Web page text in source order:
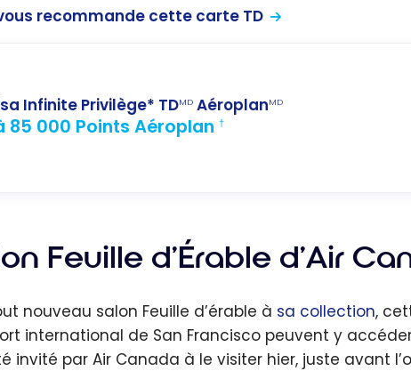
recommande cette carte TD
Infinite Privilège* TDMD AéroplanMD
85 000 Points Aéroplan †
Feuille d’Érable d’Air
nouveau salon Feuille d’érable à sa collection,
international de San Francisco peuvent y
invité par Air Canada à le visiter hier, juste avant